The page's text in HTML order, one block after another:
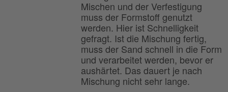
Mischen und der Verfestigung
muss der Formstoff genutzt
werden. Hier ist Schnelligkeit
gefragt. Ist die Mischung fertig,
muss der Sand schnell in die Form
und verarbeitet werden, bevor er
aushärtet. Das dauert je nach
Mischung nicht sehr lange.